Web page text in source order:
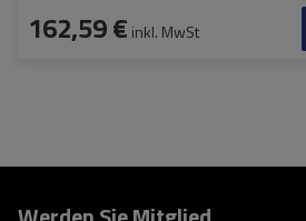
162,59 € inkl. MwSt